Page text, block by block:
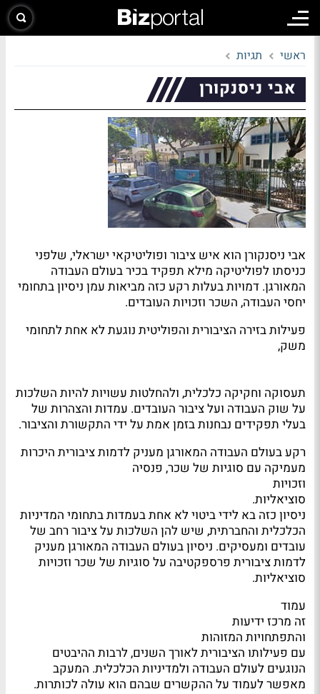
ראשי תגיות
אבי ניסנקורן
אבי ניסנקורן הוא איש ציבור ופוליטיקאי ישראלי, שלפני
כניסתו לפוליטיקה מילא תפקיד בכיר בעולם העבודה
המאורגן. דמויות בעלות רקע כזה מביאות עמן ניסיון בתחומי
יחסי העבודה, השכר וזכויות העובדים.
פעילות בזירה הציבורית והפוליטית נוגעת לא אחת לתחומי
משק,
תעסוקה וחקיקה כלכלית, ולהחלטות עשויות להיות השלכות
על שוק העבודה ועל ציבור העובדים. עמדות והצהרות של
בעלי תפקידים נבחנות בזמן אמת על ידי התקשורת והציבור.
רקע בעולם העבודה המאורגן מעניק לדמות ציבורית היכרות
מעמיקה עם סוגיות של שכר, פנסיה
וזכויות
סוציאליות.
ניסיון כזה בא לידי ביטוי לא אחת בעמדות בתחומי המדיניות
הכלכלית והחברתית, שיש להן השלכות על ציבור רחב של
עובדים ומעסיקים. ניסיון בעולם העבודה המאורגן מעניק
לדמות ציבורית פרספקטיבה על סוגיות של שכר וזכויות
סוציאליות.
עמוד
זה מרכז ידיעות
והתפתחויות המזוהות
עם פעילותו הציבורית לאורך השנים, לרבות ההיבטים
הנוגעים לעולם העבודה ולמדיניות הכלכלית. המעקב
מאפשר לעמוד על ההקשרים שבהם הוא עולה לכותרות.